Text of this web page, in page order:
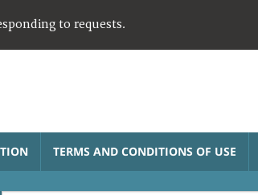
to requests.
TERMS AND CONDITIONS OF USE